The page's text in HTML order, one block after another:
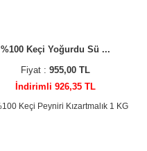
%100 Keçi Yoğurdu Sü ...
Fiyat : 955,00 TL
İndirimli 926,35 TL